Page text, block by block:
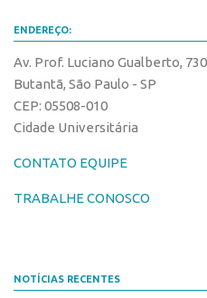
Conexão USP
Conexão Inter-USP
Patentes em Destaque
Inteligência Competitiva
Jornada Empreendedora
ENDEREÇO:
Av. Prof. Luciano Gualberto, 730
Butantã, São Paulo - SP
CEP: 05508-010
Cidade Universitária
CONTATO EQUIPE
TRABALHE CONOSCO
NOTÍCIAS RECENTES